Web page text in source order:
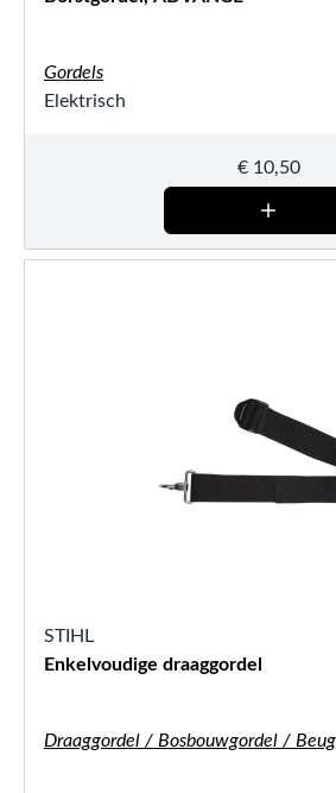
Gordels
Elektrisch
€10,50
STIHL
Enkelvoudige draaggordel
Draaggordel / Bosbouwgordel /